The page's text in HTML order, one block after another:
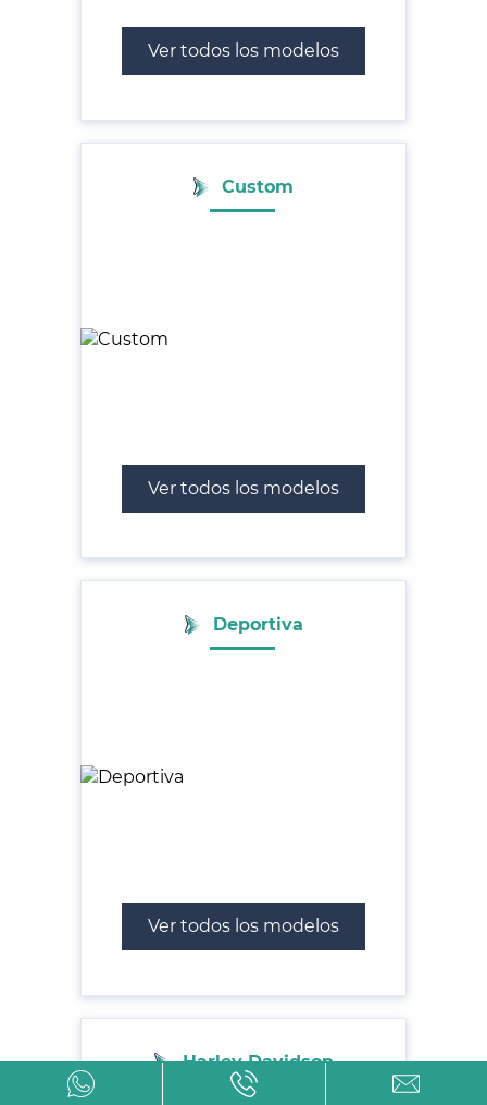
Ver todos los modelos
Custom
Ver todos los modelos
Deportiva
Ver todos los modelos
Harley Davidson